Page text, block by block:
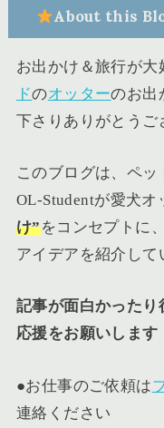
About this
お出かけ＆旅行が大
ドのオッターのお出
下さりありがとうご
このブログは、ペ
OL-Studentが愛犬オ
け”をコンセプトに
アイデアを紹介して
記事が面白かったり
応援をお願いします
●お仕事のご依頼は
連絡ください